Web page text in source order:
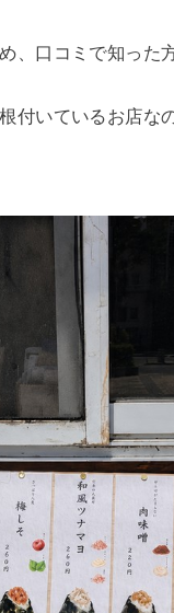
、口コミで知った
付いているお店な